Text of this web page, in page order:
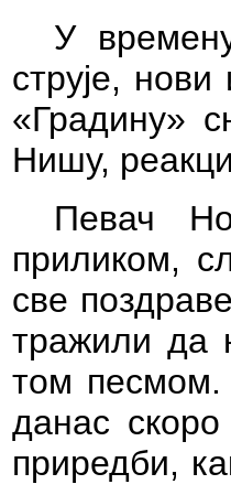
У
струје,
«Градину»
Нишу,
Певач
приликом,
све
тражили да
том песмом.
данас
приредби,